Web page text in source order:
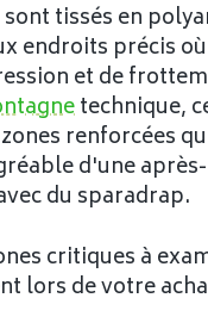
tissés en
endroits précis
et de
technique,
renforcées
d'une
du sparadrap.
critiques à
lors de votre